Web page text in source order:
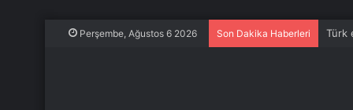
Perşembe, Ağustos 6 2026 Son Dakika Haberleri Türk